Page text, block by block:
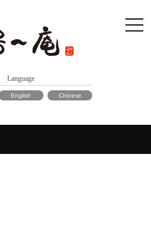
Language
English Chinese